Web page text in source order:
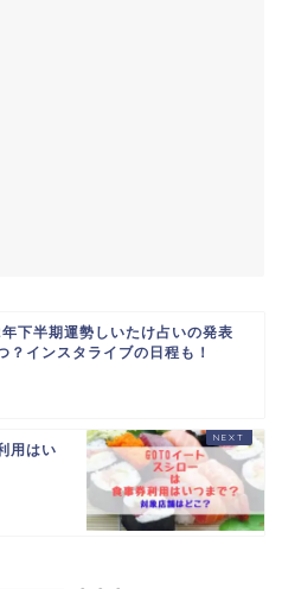
下半期運勢しいたけ占いの発表
？インスタライブの日程も！
用はい